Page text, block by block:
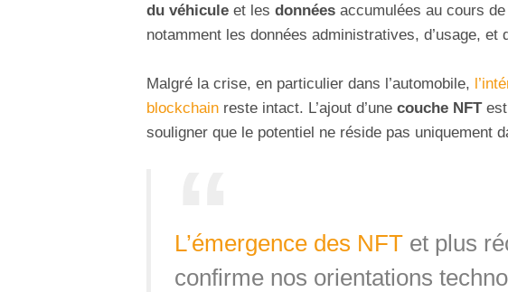
du véhicule et les données accumulées au cours
notamment les données administratives, d’usage, et
Malgré la crise, en particulier dans l’automobile,
blockchain reste intact. L’ajout d’une couche NFTest
souligner que le potentiel ne réside pas uniquement
L’émergence des NFTet plus
confirme nos orientations